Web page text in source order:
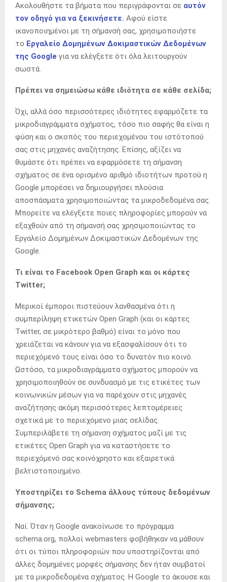
Ακολουθήστε τα βήματα που περιγράφονται σε αυτόν
τον οδηγό για να ξεκινήσετε. Αφού είστε
ικανοποιημένοι με τη σήμανσή σας, χρησιμοποιήστε
το Εργαλείο Δομημένων Δοκιμαστικών Δεδομένων
της Google για να ελέγξετε ότι όλα λειτουργούν
σωστά.
Πρέπει να σημειώσω κάθε ιδιότητα σε κάθε σελίδα;
Όχι, αλλά όσο περισσότερες ιδιότητες εφαρμόζετε τα
μικροδιαγράμματα σχήματος, τόσο πιο σαφής θα είναι η
φύση και ο σκοπός του περιεχομένου του ιστότοπού
σας στις μηχανές αναζήτησης. Επίσης, αξίζει να
θυμάστε ότι πρέπει να εφαρμόσετε τη σήμανση
σχήματος σε ένα ορισμένο αριθμό ιδιοτήτων προτού η
Google μπορέσει να δημιουργήσει πλούσια
αποσπάσματα χρησιμοποιώντας τα μικροδεδομένα σας.
Μπορείτε να ελέγξετε ποιες πληροφορίες μπορούν να
εξαχθούν από τη σήμανσή σας χρησιμοποιώντας το
Εργαλείο Δομημένων Δοκιμαστικών Δεδομένων της
Google.
Τι είναι το Facebook Open Graph και οι κάρτες
Twitter;
Μερικοί έμποροι πιστεύουν λανθασμένα ότι η
συμπερίληψη ετικετών Open Graph (και οι κάρτες
Twitter, σε μικρότερο βαθμό) είναι το μόνο που
χρειάζεται να κάνουν για να εξασφαλίσουν ότι το
περιεχόμενό τους είναι όσο το δυνατόν πιο κοινό.
Ωστόσο, τα μικροδιαγράμματα σχήματος μπορούν να
χρησιμοποιηθούν σε συνδυασμό με τις ετικέτες των
κοινωνικών μέσων για να παρέχουν στις μηχανές
αναζήτησης ακόμη περισσότερες λεπτομέρειες
σχετικά με το περιεχόμενο μιας σελίδας.
Συμπεριλάβετε τη σήμανση σχήματος μαζί με τις
ετικέτες Open Graph για να καταστήσετε το
περιεχόμενό σας κοινόχρηστο και εξαιρετικά
βελτιστοποιημένο.
Υποστηρίζει το Schema άλλους τύπους δεδομένων
σήμανσης;
Ναί. Όταν η Google ανακοίνωσε το πρόγραμμα
schema.org, πολλοί webmasters φοβήθηκαν να μάθουν
ότι οι τύποι πληροφοριών που υποστηρίζονται από
άλλες δομημένες μορφές σήμανσης δεν ήταν συμβατοί
με τα μικροδεδομένα σχήματος. Η Google το άκουσε και